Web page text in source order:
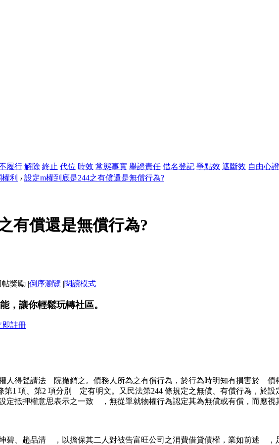
履行 解除 終止 代位 時效 常態事實 舉證責任 借名登記 爭點效 遮斷效 自由心證
利 › 設定m權到底是244之有償還是無償行為?
有償還是無償行為?
|倒序瀏覽 |閱讀模式
，讓你輕鬆玩轉社區。
即註冊
人得聲請法 院撤銷之。債務人所為之有償行為，於行為時明知有損害於 債
1 項、第2 項分別 定有明文。又民法第244 條規定之無償、有償行為，於
定抵押權意思表示之一致 ，無從單就物權行為認定其為無償或有償，而應
碧、趙品清 ，以擔保其二人對被告富旺公司之消費借貸債權，業如前述 ，